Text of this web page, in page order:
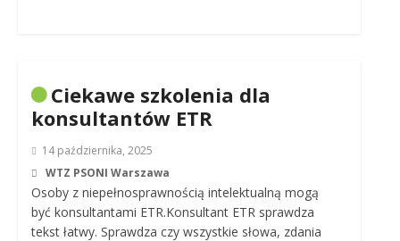
Ciekawe szkolenia dla
konsultantów ETR
14 października, 2025
WTZ PSONI Warszawa
Osoby z niepełnosprawnością intelektualną mogą
być konsultantami ETR.Konsultant ETR sprawdza
tekst łatwy. Sprawdza czy wszystkie słowa, zdania